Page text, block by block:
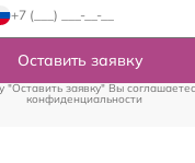
Оставить заявку
"Оставить заявку" Вы
конфиденциальности